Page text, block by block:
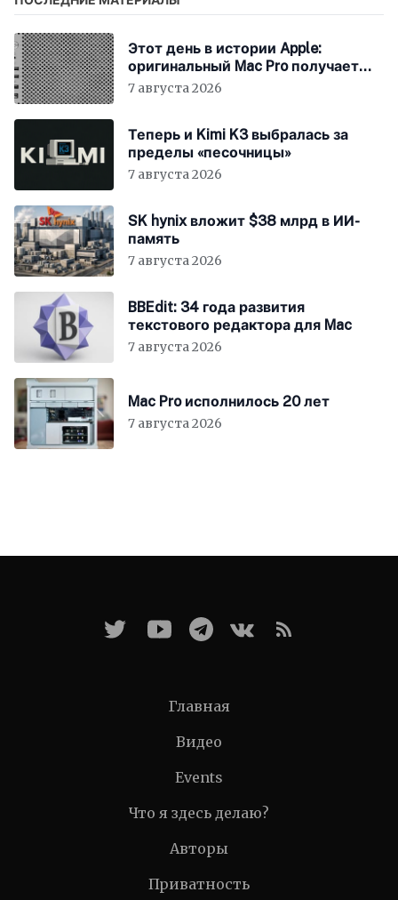
Этот день в истории Apple:
оригинальный Mac Pro получает
мощный процессор Intel
7 августа 2026
Теперь и Kimi K3 выбралась за
пределы «песочницы»
7 августа 2026
SK hynix вложит $38 млрд в ИИ-
память
7 августа 2026
BBEdit: 34 года развития
текстового редактора для Mac
7 августа 2026
Mac Pro исполнилось 20 лет
7 августа 2026
Главная
Видео
Events
Что я здесь делаю?
Авторы
Приватность